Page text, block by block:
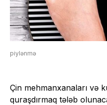
piylənmə
Çin mehmanxanaları və
quraşdırmaq tələb